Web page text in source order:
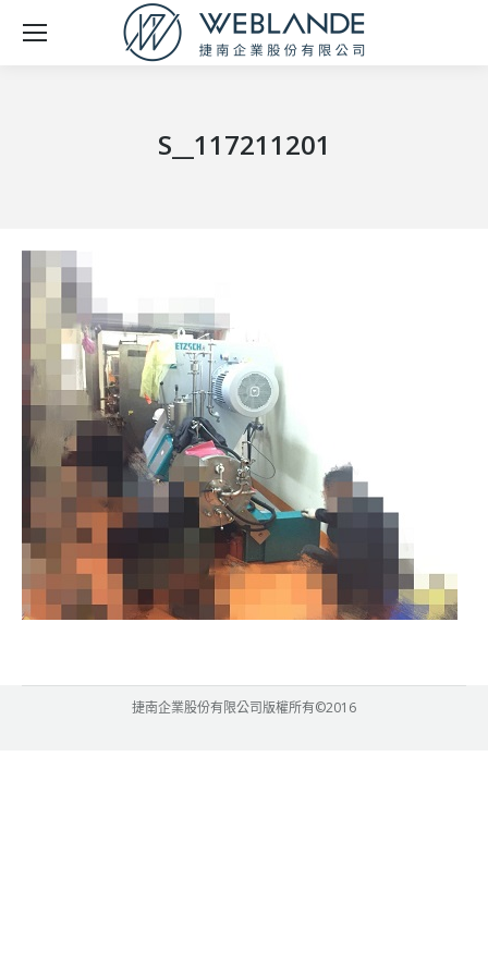
S__117211201
捷南企業股份有限公司版權所有©2016